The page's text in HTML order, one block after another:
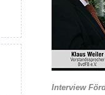
Interview